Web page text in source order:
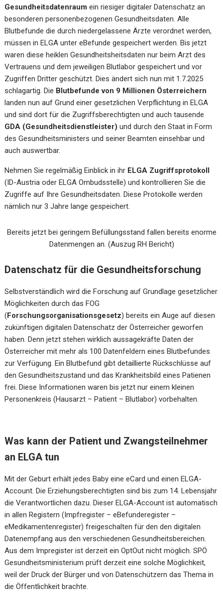
Gesundheitsdatenraum ein riesiger digitaler Datenschatz an
besonderen personenbezogenen Gesundheitsdaten. Alle
Blutbefunde die durch niedergelassene Ärzte verordnet werden,
müssen in ELGA unter eBefunde gespeichert werden. Bis jetzt
waren diese heiklen Gesundheitsheitsdaten nur beim Arzt des
Vertrauens und dem jeweiligen Blutlabor gespeichert und vor
Zugriffen Dritter geschützt. Dies ändert sich nun mit 1.7.2025
schlagartig. Die Blutbefunde von 9 Millionen Österreichern
landen nun auf Grund einer gesetzlichen Verpflichtung in ELGA
und sind dort für die Zugriffsberechtigten und auch tausende
GDA (Gesundheitsdienstleister) und durch den Staat in Form
des Gesundheitsministers und seiner Beamten einsehbar und
auch auswertbar.
Nehmen Sie regelmäßig Einblick in ihr ELGA Zugriffsprotokoll
(ID-Austria oder ELGA Ombudsstelle) und kontrollieren Sie die
Zugriffe auf Ihre Gesundheitsdaten. Diese Protokolle werden
nämlich nur 3 Jahre lange gespeichert.
Bereits jetzt bei geringem Befüllungsstand fallen bereits enorme
Datenmengen an. (Auszug RH Bericht)
Datenschatz für die Gesundheitsforschung
Selbstverständlich wird die Forschung auf Grundlage gesetzlicher
Möglichkeiten durch das FOG
(Forschungsorganisationsgesetz) bereits ein Auge auf diesen
zukünftigen digitalen Datenschatz der Österreicher geworfen
haben. Denn jetzt stehen wirklich aussagekräfte Daten der
Österreicher mit mehr als 100 Datenfeldern eines Blutbefundes
zur Verfügung. Ein Blutbefund gibt detaillierte Rückschlüsse auf
den Gesundheitszustand und das Krankheitsbild eines Patienen
frei. Diese Informationen waren bis jetzt nur einem kleinen
Personenkreis (Hausarzt – Patient – Blutlabor) vorbehalten.
Was kann der Patient und Zwangsteilnehmer
an ELGA tun
Mit der Geburt erhält jedes Baby eine eCard und einen ELGA-
Account. Die Erziehungsberechtigten sind bis zum 14. Lebensjahr
die Verantwortlichen dazu. Dieser ELGA-Account ist automatisch
in allen Registern (Impfregister – eBefunderegister –
eMedikamentenregister) freigeschalten für den den digitalen
Datenempfang aus den verschiedenen Gesundheitsbereichen.
Aus dem Impregister ist derzeit ein OptOut nicht möglich. SPÖ
Gesundheitsministerium prüft derzeit eine solche Möglichkeit,
weil der Druck der Bürger und von Datenschützern das Thema in
die Öffentlichkeit brachte.